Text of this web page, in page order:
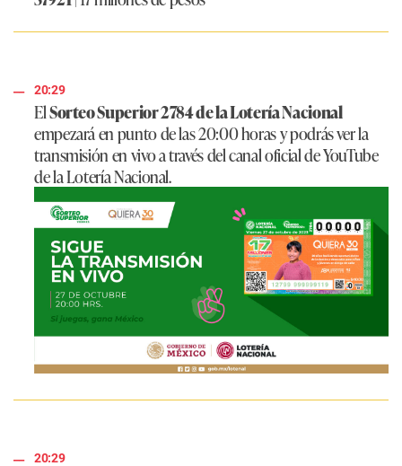
20:29
ElSorteo Superior 2784 de la Lotería Nacional
empezará en punto de las 20:00 horas y podrás ver la
transmisión en vivo a través del canal oficial de YouTube
de la Lotería Nacional.
20:29